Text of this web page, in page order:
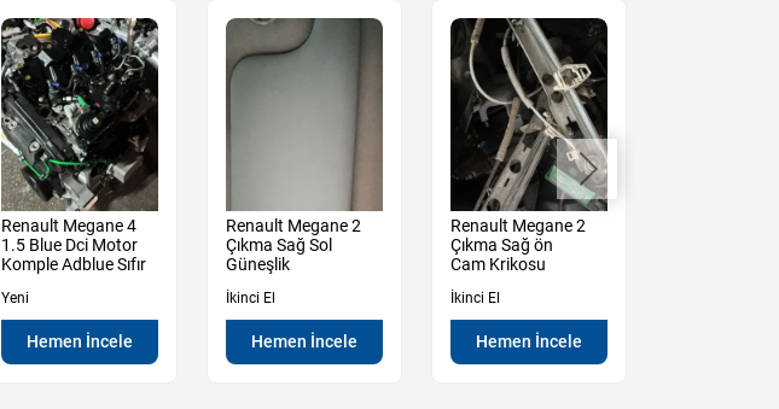
Renault Megane 4
1.5 Blue Dci Motor
Komple Adblue Sıfır
Yeni
Hemen İncele
Renault Megane 2
Çıkma Sağ Sol
Güneşlik
İkinci El
Hemen İncele
Renault Megane 2
Çıkma Sağ ön
Cam Krikosu
İkinci El
Hemen İncele